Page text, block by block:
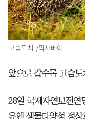
고슴도치. /픽사베이
앞으로 갈수록 고슴
28일 국제자연보전
유엔 생물다양성 정